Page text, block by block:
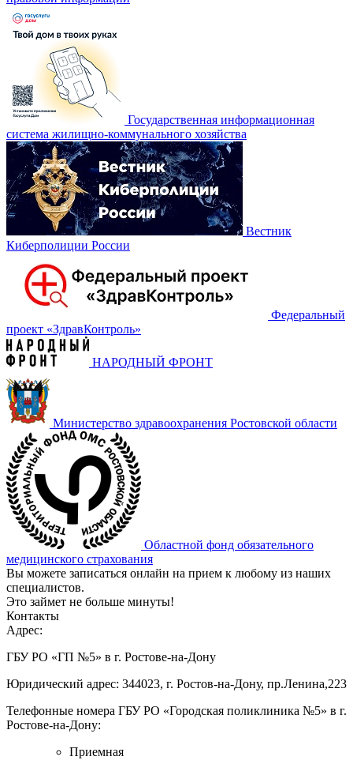
Государственная информационная
система жилищно-коммунального хозяйства
Вестник
Киберполиции России
Федеральный
проект «‎ЗдравКонтроль»
НАРОДНЫЙ ФРОНТ
Министерство здравоохранения Ростовской области
Областной фонд обязательного
медицинского страхования
Вы можете записаться онлайн на прием к любому из наших
специалистов.
Это займет не больше минуты!
Контакты
Адрес:
ГБУ РО «ГП №5» в г. Ростове-на-Дону
Юридический адрес: 344023, г. Ростов-на-Дону, пр.Ленина,223
Телефонные номера ГБУ РО «Городская поликлиника №5» в г.
Ростове-на-Дону:
Приемная